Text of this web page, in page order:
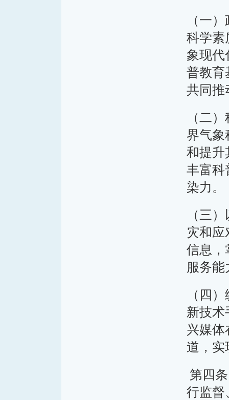
（一
科学素
象现代
普教育
共同推
（二
界气象
和提升
丰富科
染力。
（三
灾和
信息，
服务
（四
新技术
兴媒体
道，实
第四
行监督